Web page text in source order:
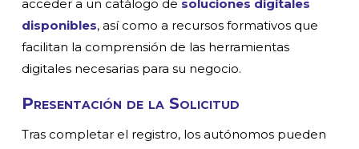
acceder a un catálogo de soluciones digitales
disponibles, así como a recursos formativos que
facilitan la comprensión de las herramientas
digitales necesarias para su negocio.
Presentación de la Solicitud
Tras completar el registro, los autónomos pueden